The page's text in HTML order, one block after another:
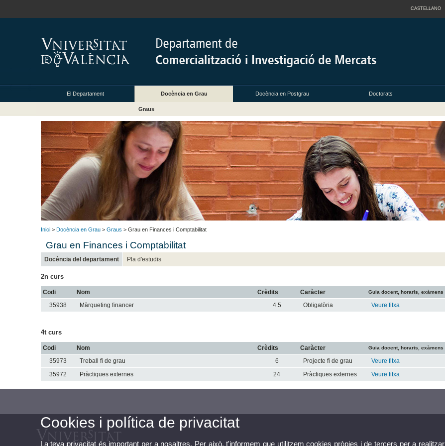
CASTELLANO
El Departament Docència en Grau Docència en Postgrau Doctorats
Graus
Inici > Docència en Grau > Graus > Grau en Finances i Comptabilitat
Grau en Finances i Comptabilitat
Docència del departament Pla d'estudis
2n curs
Codi Nom Crèdits Caràcter Guia docent, horaris, exàmens
35938 Màrqueting financer 4.5 Obligatòria Veure fitxa
4t curs
Codi Nom Crèdits Caràcter Guia docent, horaris, exàmens
35973 Treball fi de grau 6 Projecte fi de grau
Veure fitxa
35972
Pràctiques externes 24 Pràctiques externes Veure fitxa
Cookies i política de privacitat
La teva privacitat és important per a nosaltres. Per això, t'informem que utilitzem cookies pròpies i de tercers per a realitzar